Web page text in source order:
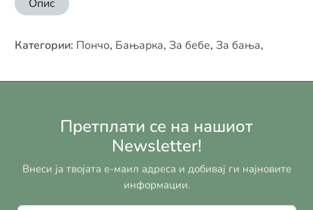
Опис
Категории: Пончо, Бањарка, За бебе, За бања,
Претплати се на нашиот
Newsletter!
Внеси ја твојата е-маил адреса и добивај ги најновите
информации.